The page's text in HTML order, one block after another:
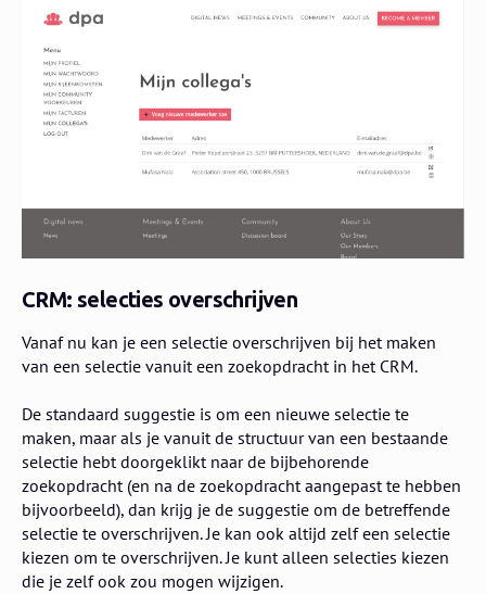
CRM: selecties overschrijven
Vanaf nu kan je een selectie overschrijven bij het maken
van een selectie vanuit een zoekopdracht in het CRM.
De standaard suggestie is om een nieuwe selectie te
maken, maar als je vanuit de structuur van een bestaande
selectie hebt doorgeklikt naar de bijbehorende
zoekopdracht (en na de zoekopdracht aangepast te hebben
bijvoorbeeld), dan krijg je de suggestie om de betreffende
selectie te overschrijven. Je kan ook altijd zelf een selectie
kiezen om te overschrijven. Je kunt alleen selecties kiezen
die je zelf ook zou mogen wijzigen.